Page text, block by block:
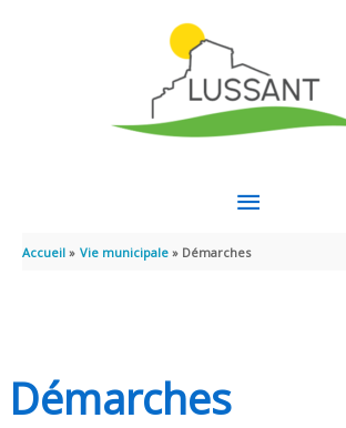
MENU
PRINCIPAL
Accueil Vie municipale Démarches
Démarches